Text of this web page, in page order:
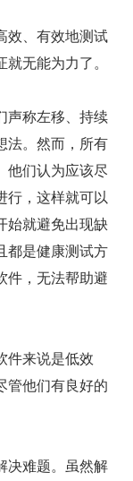
效、有效地测试
无能为力了。
声称左移、持续
法。然而，所有
他们认为应该尽
行，这样就可以
始就避免出现缺
都是健康测试方
件，无法帮助避
件来说是低效
管他们有良好的
决难题。虽然解